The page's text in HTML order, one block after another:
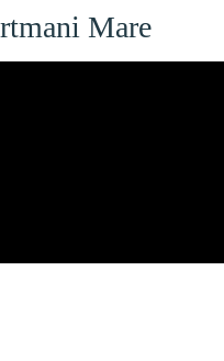
Mare